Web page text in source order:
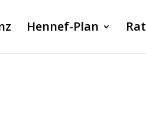
Hennef-Plan Rat